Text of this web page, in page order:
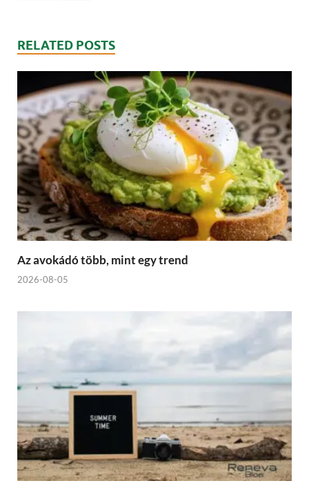
RELATED POSTS
Az avokádó több, mint egy trend
2026-08-05